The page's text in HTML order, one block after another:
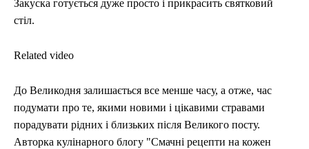
Закуска готується дуже просто і прикрасить святковий
стіл.
Related video
До Великодня залишається все менше часу, а отже, час
подумати про те, якими новими і цікавими стравами
порадувати рідних і близьких після Великого посту.
Авторка кулінарного блогу "Смачні рецепти на кожен